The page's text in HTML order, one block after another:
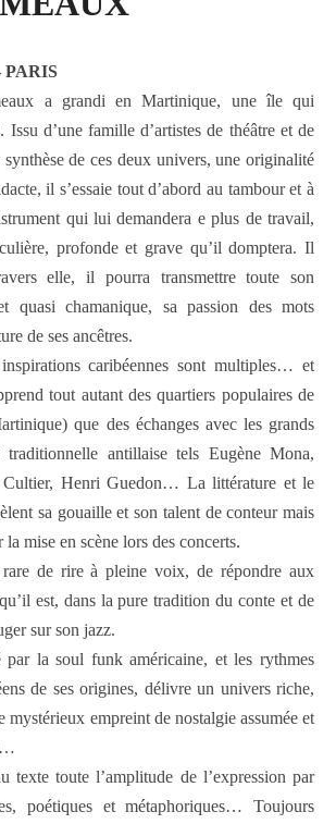
a grandi en Martinique, une île qui
Issu d’une famille d’artistes de théâtre et de
de ces deux univers, une originalité
il s’essaie tout d’abord au tambour et à
qui lui demandera e plus de travail,
profonde et grave qu’il domptera. Il
elle, il pourra transmettre toute son
quasi chamanique, sa passion des mots
de ses ancêtres.
caribéennes sont multiples… et
tout autant des quartiers populaires de
que des échanges avec les grands
traditionnelle antillaise tels Eugène Mona,
Cultier, Henri Guedon… La littérature et le
sa gouaille et son talent de conteur mais
mise en scène lors des concerts.
de rire à pleine voix, de répondre aux
est, dans la pure tradition du conte et de
sur son jazz.
par la soul funk américaine, et les rythmes
de ses origines, délivre un univers riche,
mystérieux empreint de nostalgie assumée et
texte toute l’amplitude de l’expression par
poétiques et métaphoriques… Toujours